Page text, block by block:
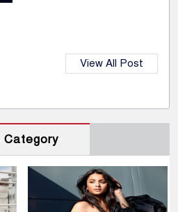
View All Post
Category